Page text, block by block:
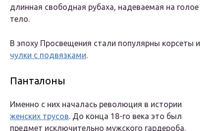
длинная свободная рубаха, надеваемая на голое
тело.
В эпоху Просвещения стали популярны корсеты и
чулки с подвязками.
Панталоны
Именно с них началась революция в истории
женских трусов. До конца 18-го века это был
предмет исключительно мужского гардероба.